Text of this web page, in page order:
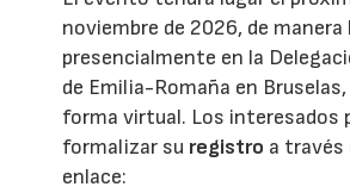
noviembre de 2026, de manera
presencialmente en la
de Emilia-Romaña en
forma virtual. Los interesados
formalizar su registro a través
enlace: